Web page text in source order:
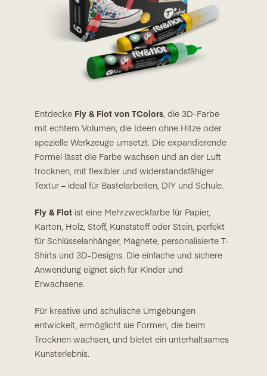
Entdecke Fly & Flot von TColors , die 3D-Farbe
mit echtem Volumen, die Ideen ohne Hitze oder
spezielle Werkzeuge umsetzt. Die expandierende
Formel lässt die Farbe wachsen und an der Luft
trocknen, mit flexibler und widerstandsfähiger
Textur – ideal für Bastelarbeiten, DIY und Schule.
Fly & Flot ist eine Mehrzweckfarbe für Papier,
Karton, Holz, Stoff, Kunststoff oder Stein, perfekt
für Schlüsselanhänger, Magnete, personalisierte T-
Shirts und 3D-Designs. Die einfache und sichere
Anwendung eignet sich für Kinder und
Erwachsene.
Für kreative und schulische Umgebungen
entwickelt, ermöglicht sie Formen, die beim
Trocknen wachsen, und bietet ein unterhaltsames
Kunsterlebnis.